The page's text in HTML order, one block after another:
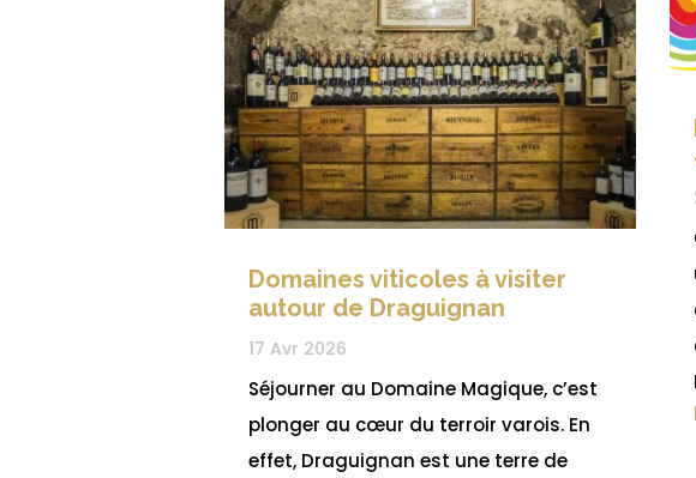
Domaines viticoles à visiter
autour de Draguignan
17 Avr 2026
Séjourner au Domaine Magique, c’est
plonger au cœur du terroir varois. En
effet, Draguignan est une terre de